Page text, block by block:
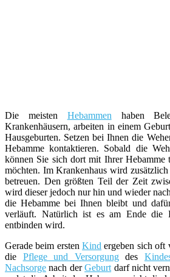
Die meisten Hebammen haben
Krankenhäusern, arbeiten in einem
Hausgeburten. Setzen bei Ihnen die
Hebamme kontaktieren. Sobald die
können Sie sich dort mit Ihrer Hebamme
möchten. Im Krankenhaus wird
betreuen. Den größten Teil der Zeit
wird dieser jedoch nur hin und wieder
die Hebamme bei Ihnen bleibt und
verläuft. Natürlich ist es am Ende die
entbinden wird.
Gerade beim erstenKind ergeben sich oft
die Pflege und Versorgungdes
Nachsorge nach derGeburt darf nicht